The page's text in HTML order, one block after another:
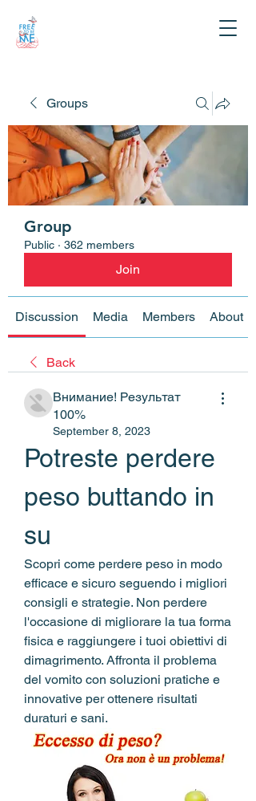
Groups
Group
Public · 362 members
Join
Discussion Media Members About
Back
Внимание! Результат
100%
September 8, 2023
Potreste perdere
peso buttando in
su
Scopri come perdere peso in modo
efficace e sicuro seguendo i migliori
consigli e strategie. Non perdere
l'occasione di migliorare la tua forma
fisica e raggiungere i tuoi obiettivi di
dimagrimento. Affronta il problema
del vomito con soluzioni pratiche e
innovative per ottenere risultati
duraturi e sani.